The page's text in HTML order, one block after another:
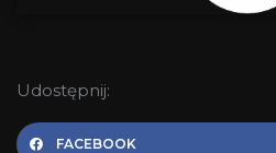
Udostępnij:
FACEBOOK